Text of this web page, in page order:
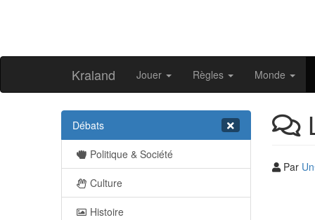
Kraland Jouer Règles Monde
Débats
Politique & Société
Culture
Histoire
Par Un